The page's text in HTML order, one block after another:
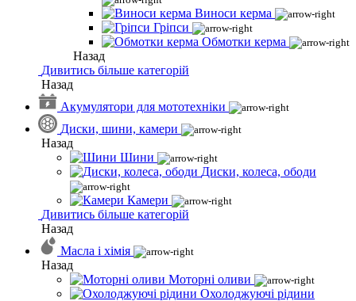
Виноси керма
Гріпси
Обмотки керма
Назад
Дивитись більше категорій
Назад
Акумулятори для мототехніки
Диски, шини, камери
Назад
Шини
Диски, колеса, ободи
Камери
Дивитись більше категорій
Назад
Масла і хімія
Назад
Моторні оливи
Охолоджуючі рідини